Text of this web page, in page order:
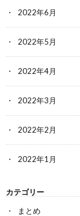
2022年6月
2022年5月
2022年4月
2022年3月
2022年2月
2022年1月
カテゴリー
まとめ